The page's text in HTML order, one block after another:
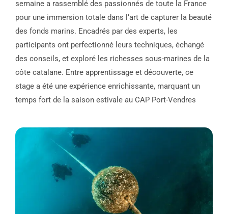
semaine a rassemblé des passionnés de toute la France
pour une immersion totale dans l’art de capturer la beauté
des fonds marins. Encadrés par des experts, les
participants ont perfectionné leurs techniques, échangé
des conseils, et exploré les richesses sous-marines de la
côte catalane. Entre apprentissage et découverte, ce
stage a été une expérience enrichissante, marquant un
temps fort de la saison estivale au CAP Port-Vendres